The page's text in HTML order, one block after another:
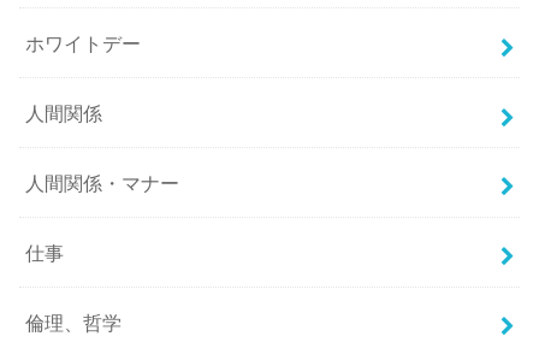
ホワイトデー
人間関係
人間関係・マナー
仕事
倫理、哲学